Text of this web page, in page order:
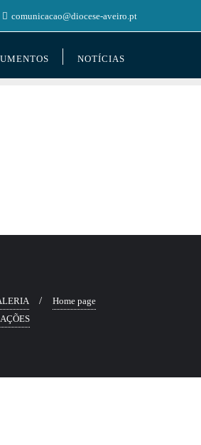
comunicacao@diocese-aveiro.pt
NOTÍCIAS
Home page